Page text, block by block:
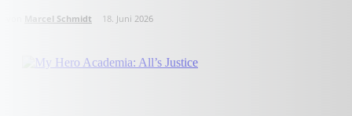
Marcel Schmidt 18. Juni 2026